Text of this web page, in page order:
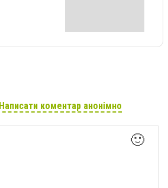
Написати коментар анонімно
🙂